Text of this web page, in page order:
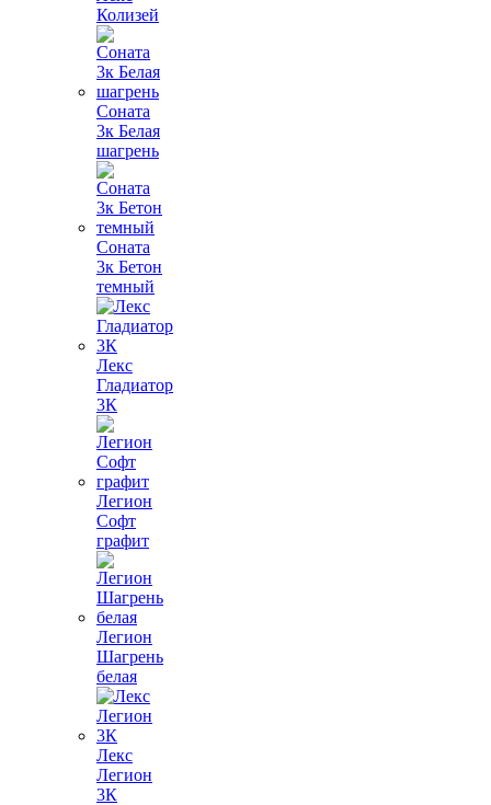
Колизей
Соната
3к Белая
шагрень
Соната
3к Бетон
темный
Лекс
Гладиатор
3К
Легион
Софт
графит
Легион
Шагрень
белая
Лекс
Легион
3К